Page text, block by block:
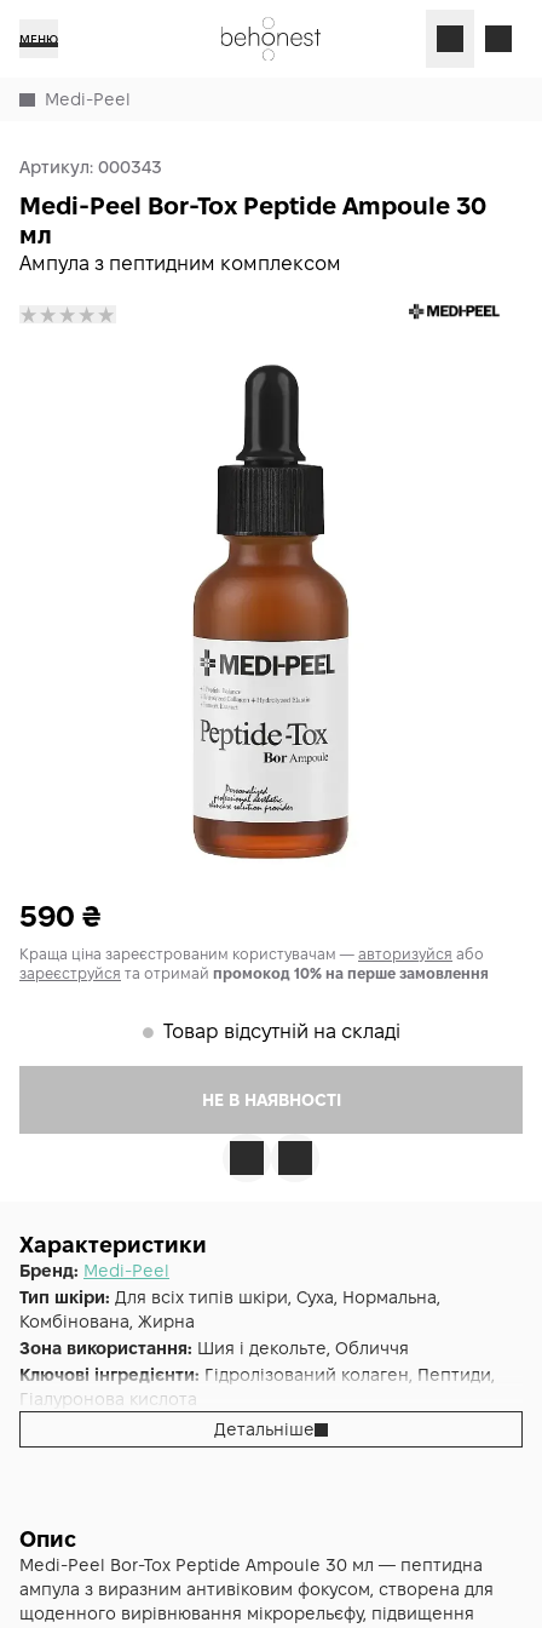
МЕНЮ
Medi-Peel
Артикул: 000343
Ампула з пептидним комплексом
Medi-Peel Bor-Tox Peptide Ampoule 30
мл
590 ₴
Краща ціна зареєстрованим користувачам — авторизуйся або
зареєструйся та отримай промокод 10% на перше замовлення
𒊹 Товар відсутній на складі
НЕ В НАЯВНОСТІ
Характеристики
Бренд: Medi-Peel
Тип шкіри: Для всіх типів шкіри, Суха, Нормальна,
Комбінована, Жирна
Зона використання: Шия і декольте, Обличчя
Ключові інгредієнти: Гідролізований колаген, Пептиди,
Гіалуронова кислота
Від зморшок
Додаткові властивості:В ампулах
Альтернативна назва:
Ампула з пептидним комплексом 30 ml
Детальніше
Опис
Medi-Peel Bor-Tox Peptide Ampoule 30 мл — пептидна
ампула з виразним антивіковим фокусом, створена для
щоденного вирівнювання мікрорельєфу, підвищення